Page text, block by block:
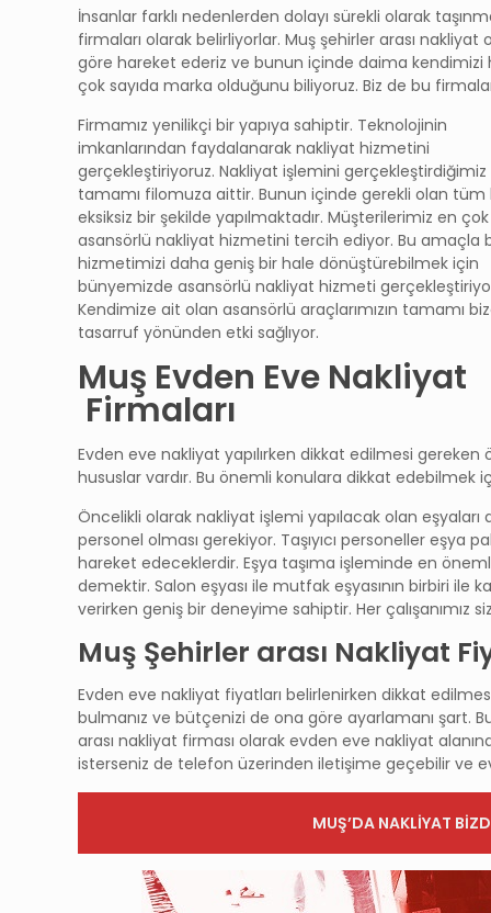
İnsanlar farklı nedenlerden dolayı sürekli olarak
firmaları olarak belirliyorlar. Muş şehirler arası
göre hareket ederiz ve bunun içinde daima kendimizi
çok sayıda marka olduğunu biliyoruz. Biz de bu
Firmamız yenilikçi bir yapıya sahiptir. Teknolojinin
imkanlarından faydalanarak nakliyat hizmetini
gerçekleştiriyoruz. Nakliyat işlemini gerçekleştirdiğimiz
tamamı filomuza aittir. Bunun içinde gerekli olan tüm
eksiksiz bir şekilde yapılmaktadır. Müşterilerimiz en çok
asansörlü nakliyat hizmetini tercih ediyor. Bu amaçla
hizmetimizi daha geniş bir hale dönüştürebilmek için
bünyemizde asansörlü nakliyat hizmeti
Kendimize ait olan asansörlü araçlarımızın tamamı
tasarruf yönünden etki sağlıyor.
Muş Evden Eve Nakliyat
Firmaları
Evden eve nakliyat yapılırken dikkat edilmesi gereken
hususlar vardır. Bu önemli konulara dikkat edebilmek
Öncelikli olarak nakliyat işlemi yapılacak olan eşyaları
personel olması gerekiyor. Taşıyıcı personeller eşya
hareket edeceklerdir. Eşya taşıma işleminde en
demektir. Salon eşyası ile mutfak eşyasının birbiri ile
verirken geniş bir deneyime sahiptir. Her
Muş Şehirler arası Nakliyat
Evden eve nakliyat fiyatları belirlenirken dikkat
bulmanız ve bütçenizi de ona göre ayarlamanı şart.
arası nakliyat firması olarak evden eve nakliyat
isterseniz de telefon üzerinden iletişime geçebilir ve
MUŞ’DA NAKLİYAT